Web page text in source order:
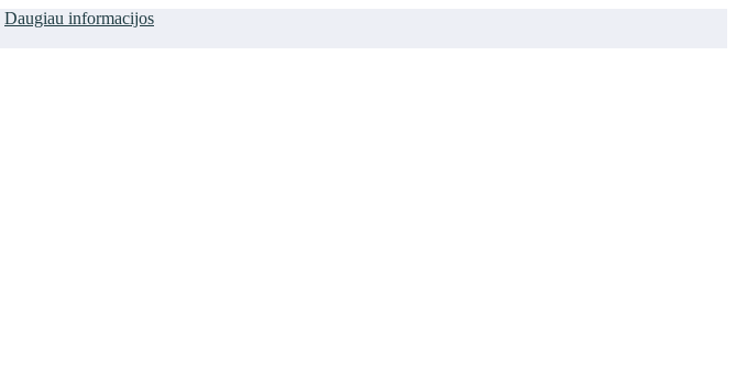
Daugiau informacijos